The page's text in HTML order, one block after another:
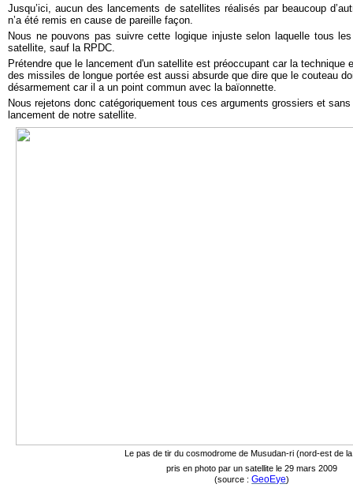
Jusqu’ici, aucun des lancements de satellites réalisés par beaucoup
n’a été remis en cause de pareille façon.
Nous ne pouvons pas suivre cette logique injuste selon laquelle tous
satellite, sauf la RPDC.
Prétendre que le lancement d'un satellite est préoccupant car la technique
des missiles de longue portée est aussi absurde que dire que le couteau
désarmement car il a un point commun avec la baïonnette.
Nous rejetons donc catégoriquement tous ces arguments grossiers et
lancement de notre satellite.
Le pas de tir du cosmodrome de Musudan-ri (nord-est de
pris en photo par un satellite le 29 mars 2009
(source : GeoEye)